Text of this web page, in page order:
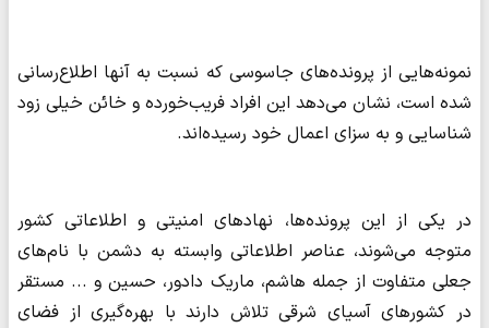
نمونه‌هایی از پرونده‌های جاسوسی که نسبت به آنها اطلاع‌رسانی
شده است، نشان می‌دهد این افراد فریب‌خورده و خائن خیلی زود
شناسایی و به سزای اعمال خود رسیده‌اند.
در یکی از این پرونده‌ها، نهادهای امنیتی و اطلاعاتی کشور
متوجه می‌شوند، عناصر اطلاعاتی وابسته به دشمن با نام‌های
جعلی متفاوت از جمله هاشم، ماریک دادور، حسین و ... مستقر
در کشورهای آسیای شرقی تلاش دارند با بهره‌گیری از فضای